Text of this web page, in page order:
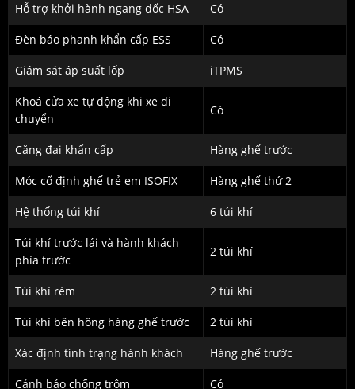
Hỗ trợ khởi hành ngang dốc HSA Có
Đèn báo phanh khẩn cấp ESS Có
Giám sát áp suất lốp iTPMS
Khoá cửa xe tự động khi xe di
chuyển
Có
Căng đai khẩn cấp Hàng ghế trước
Móc cố định ghế trẻ em ISOFIX Hàng ghế thứ 2
Hệ thống túi khí 6 túi khí
Túi khí trước lái và hành khách
phía trước
2 túi khí
Túi khí rèm 2 túi khí
Túi khí bên hông hàng ghế trước 2 túi khí
Xác định tình trạng hành khách Hàng ghế trước
Cảnh báo chống trộm Có